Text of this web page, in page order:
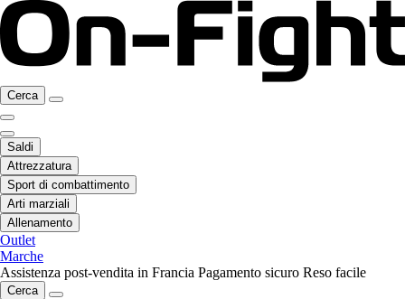
Cerca
Saldi
Attrezzatura
Sport di combattimento
Arti marziali
Allenamento
Outlet
Marche
Assistenza post-vendita in Francia Pagamento sicuro Reso facile
Cerca